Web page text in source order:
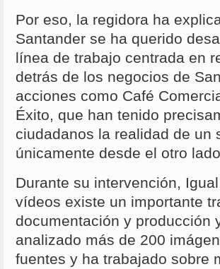
Por eso, la regidora ha
Santander se ha querido
línea de trabajo centrada en
detrás de los negocios de
acciones como Café
Éxito, que han tenido
ciudadanos la realidad de un
únicamente desde el otro
Durante su intervención,
vídeos existe un importante
documentación y producción
analizado más de 200
fuentes y ha trabajado sobre